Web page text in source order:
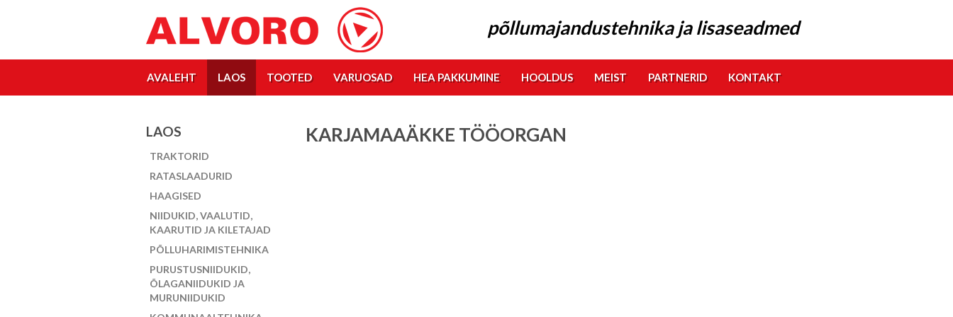
põllumajandustehnika ja lisaseadmed
AVALEHT LAOS TOOTED VARUOSAD HEA PAKKUMINE HOOLDUS MEIST PARTNERID KONTAKT
LAOS
TRAKTORID
RATASLAADURID
HAAGISED
NIIDUKID, VAALUTID,
KAARUTID JA KILETAJAD
PÕLLUHARIMISTEHNIKA
PURUSTUSNIIDUKID,
ÕLAGANIIDUKID JA
MURUNIIDUKID
KARJAMAAÄKKE TÖÖORGAN